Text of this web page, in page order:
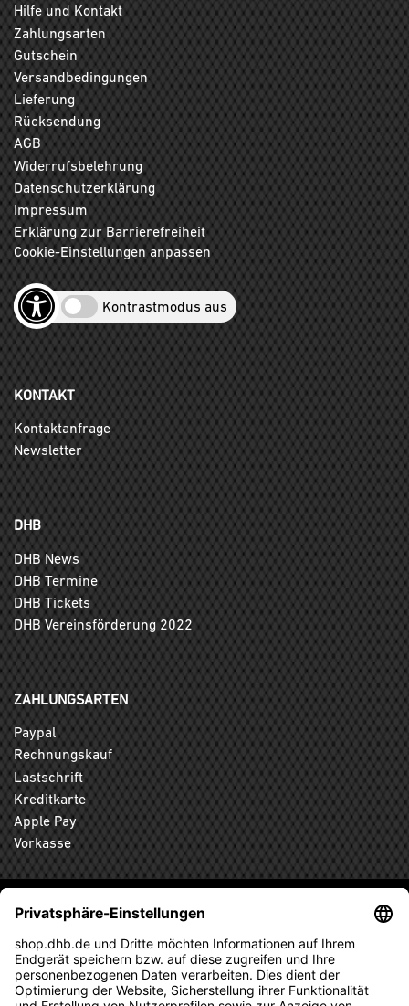
Hilfe und Kontakt
Zahlungsarten
Gutschein
Versandbedingungen
Lieferung
Rücksendung
AGB
Widerrufsbelehrung
Datenschutzerklärung
Impressum
Erklärung zur Barrierefreiheit
Cookie-Einstellungen anpassen
Kontrastmodus aus
KONTAKT
Kontaktanfrage
Newsletter
DHB
DHB News
DHB Termine
DHB Tickets
DHB Vereinsförderung 2022
ZAHLUNGSARTEN
Paypal
Rechnungskauf
Lastschrift
Kreditkarte
Apple Pay
Vorkasse
ABONNIEREN SIE DEN KOSTENLOSEN DHB-FANSHOP
NEWSLETTER UND VERPASSEN SIE KEINE NEUIGKEIT ODER
AKTION MEHR.
ANMELDEN